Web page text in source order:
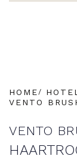
HOME
VENTO
VENTO